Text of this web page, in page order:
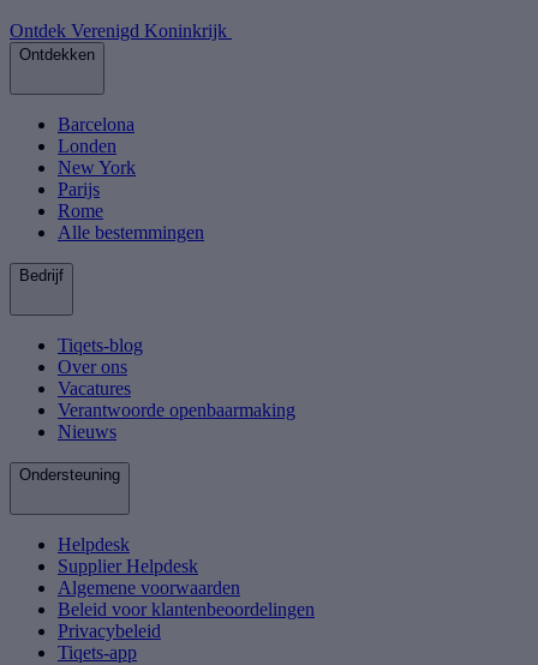
Ontdek Verenigd Koninkrijk
Ontdekken
Barcelona
Londen
New York
Parijs
Rome
Alle bestemmingen
Bedrijf
Tiqets-blog
Over ons
Vacatures
Verantwoorde openbaarmaking
Nieuws
Ondersteuning
Helpdesk
Supplier Helpdesk
Algemene voorwaarden
Beleid voor klantenbeoordelingen
Privacybeleid
Tiqets-app